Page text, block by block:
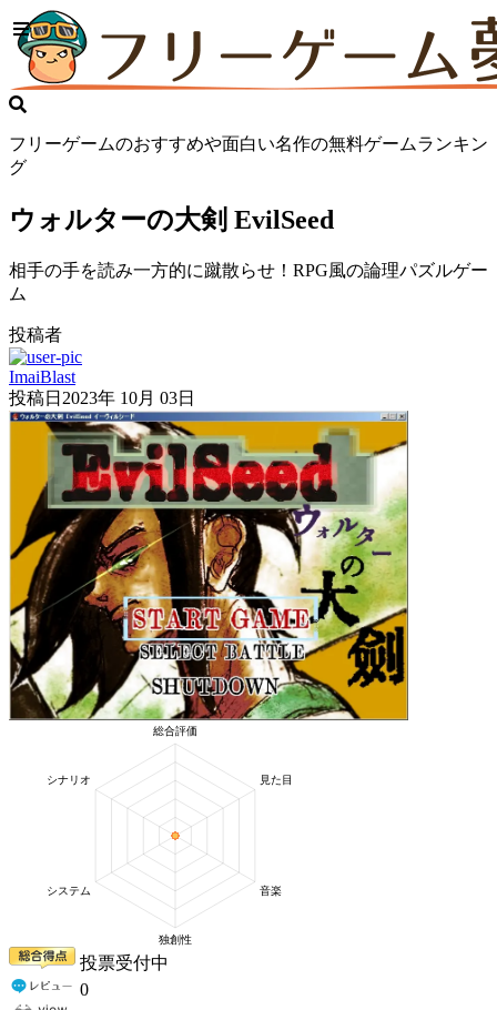
フリーゲームのおすすめや面白い名作の無料ゲームランキン
グ
ウォルターの大剣 EvilSeed
相手の手を読み一方的に蹴散らせ！RPG風の論理パズルゲー
ム
投稿者
ImaiBlast
投稿日 2023年 10月 03日
投票受付中
0